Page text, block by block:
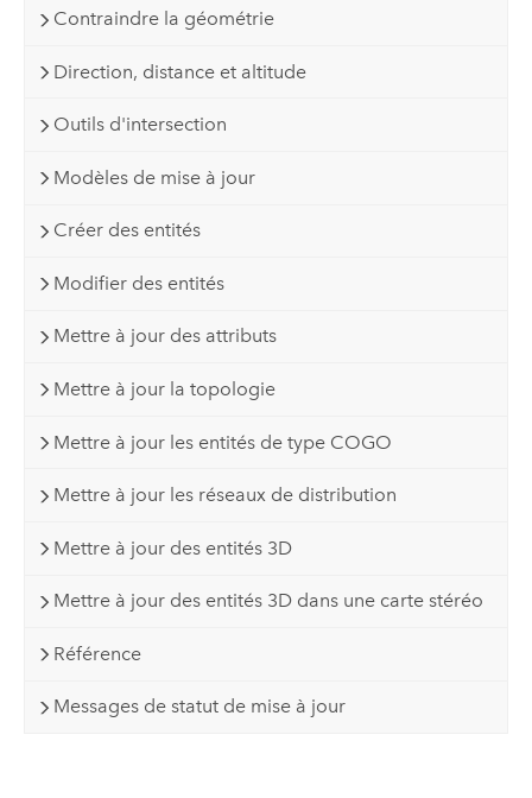
Contraindre la géométrie
Direction, distance et altitude
Outils d'intersection
Modèles de mise à jour
Créer des entités
Modifier des entités
Mettre à jour des attributs
Mettre à jour la topologie
Mettre à jour les entités de type COGO
Mettre à jour les réseaux de distribution
Mettre à jour des entités 3D
Mettre à jour des entités 3D dans une carte stéréo
Référence
Messages de statut de mise à jour